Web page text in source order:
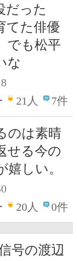
だった
てた俳優
でも松平
な
21人 7件
のは素晴
せる今の
しい。
20人 0件
号の渡辺